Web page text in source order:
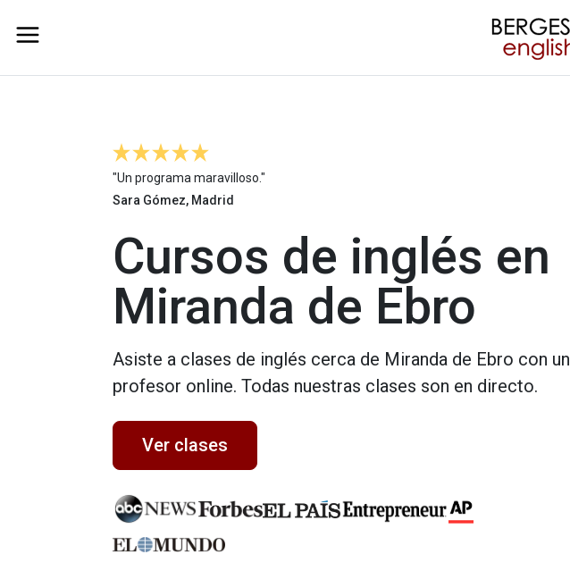
"Un programa maravilloso."
Sara Gómez, Madrid
Cursos de inglés en
Miranda de Ebro
Asiste a clases de inglés cerca de Miranda de Ebro con un
profesor online. Todas nuestras clases son en directo.
Ver clases